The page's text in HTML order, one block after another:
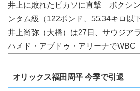
井上に敗れたピカソに直撃 ボクシ
ンタム級（122ポンド、55.34キロ以
井上尚弥（大橋）は27日、サウジア
ハメド・アブドゥ・アリーナでWBC
オリックス福田周平 今季で引退